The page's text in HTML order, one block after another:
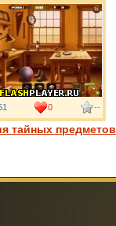
тайных предметов
0 --